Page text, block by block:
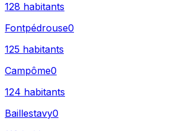
128 habitants
Fontpédrouse0
125 habitants
Campôme0
124 habitants
Baillestavy0